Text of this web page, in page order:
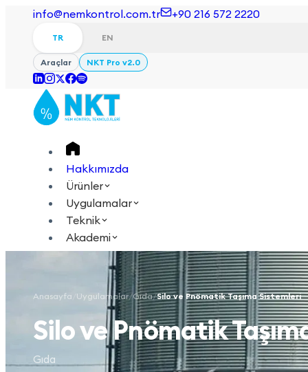
info@nemkontrol.com.tr +90 216 572 2220
TR EN
Araçlar NKT Pro v2.0
Hakkımızda
Ürünler
Uygulamalar
Teknik
Akademi
İletişime Geçin
EN
Anasayfa Uygulamalar/Gıda/Silo ve Pnömatik Taşıma Sistemleri
Silo ve Pnömatik
Gıda